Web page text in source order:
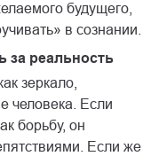
будущего,
в сознании.
за реальность
зеркало,
человека. Если
борьбу, он
Если же